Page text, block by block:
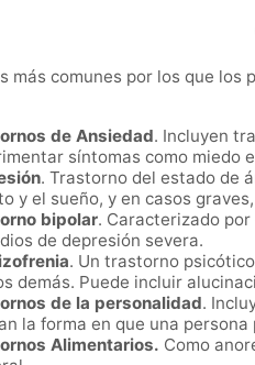
más comunes por los que
de Ansiedad. Incluyen
síntomas como miedo
. Trastorno del estado de
y el sueño, y en casos
bipolar. Caracterizado
de depresión severa.
. Un trastorno
demás. Puede incluir
de la personalidad.
la forma en que una
Alimentarios. Como